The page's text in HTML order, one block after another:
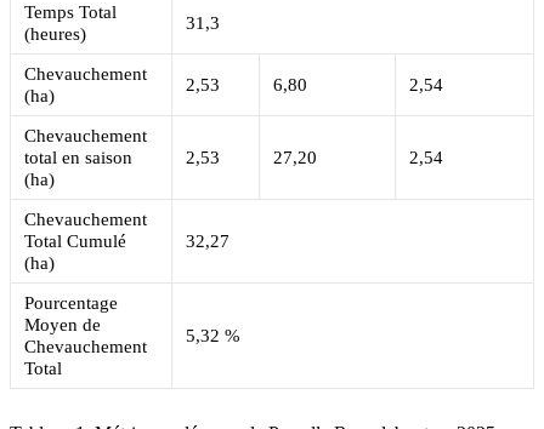
Temps Total
(heures)
31,3
Chevauchement
(ha)
2,53 6,80 2,54
Chevauchement
total en saison
(ha)
2,53 27,20 2,54
Chevauchement
Total Cumulé
(ha)
32,27
Pourcentage
Moyen de
Chevauchement
Total
5,32 %